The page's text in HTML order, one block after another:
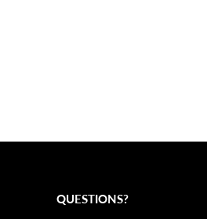
QUESTIONS?